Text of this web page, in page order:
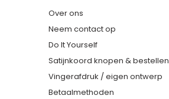
Over ons
Neem contact op
Do It Yourself
Satijnkoord knopen & bestellen
Vingerafdruk / eigen ontwerp
Betaalmethoden